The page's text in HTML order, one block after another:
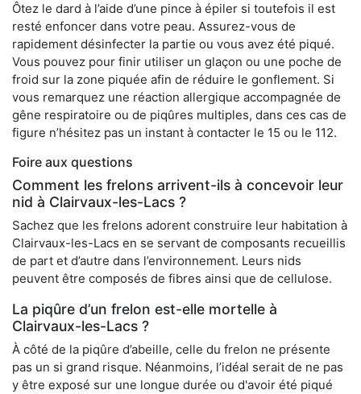
Ôtez le dard à l’aide d’une pince à épiler si toutefois il est
resté enfoncer dans votre peau. Assurez-vous de
rapidement désinfecter la partie ou vous avez été piqué.
Vous pouvez pour finir utiliser un glaçon ou une poche de
froid sur la zone piquée afin de réduire le gonflement. Si
vous remarquez une réaction allergique accompagnée de
gêne respiratoire ou de piqûres multiples, dans ces cas de
figure n’hésitez pas un instant à contacter le 15 ou le 112.
Foire aux questions
Comment les frelons arrivent-ils à concevoir leur
nid à Clairvaux-les-Lacs ?
Sachez que les frelons adorent construire leur habitation à
Clairvaux-les-Lacs en se servant de composants recueillis
de part et d’autre dans l’environnement. Leurs nids
peuvent être composés de fibres ainsi que de cellulose.
La piqûre d’un frelon est-elle mortelle à
Clairvaux-les-Lacs ?
À côté de la piqûre d’abeille, celle du frelon ne présente
pas un si grand risque. Néanmoins, l’idéal serait de ne pas
y être exposé sur une longue durée ou d'avoir été piqué